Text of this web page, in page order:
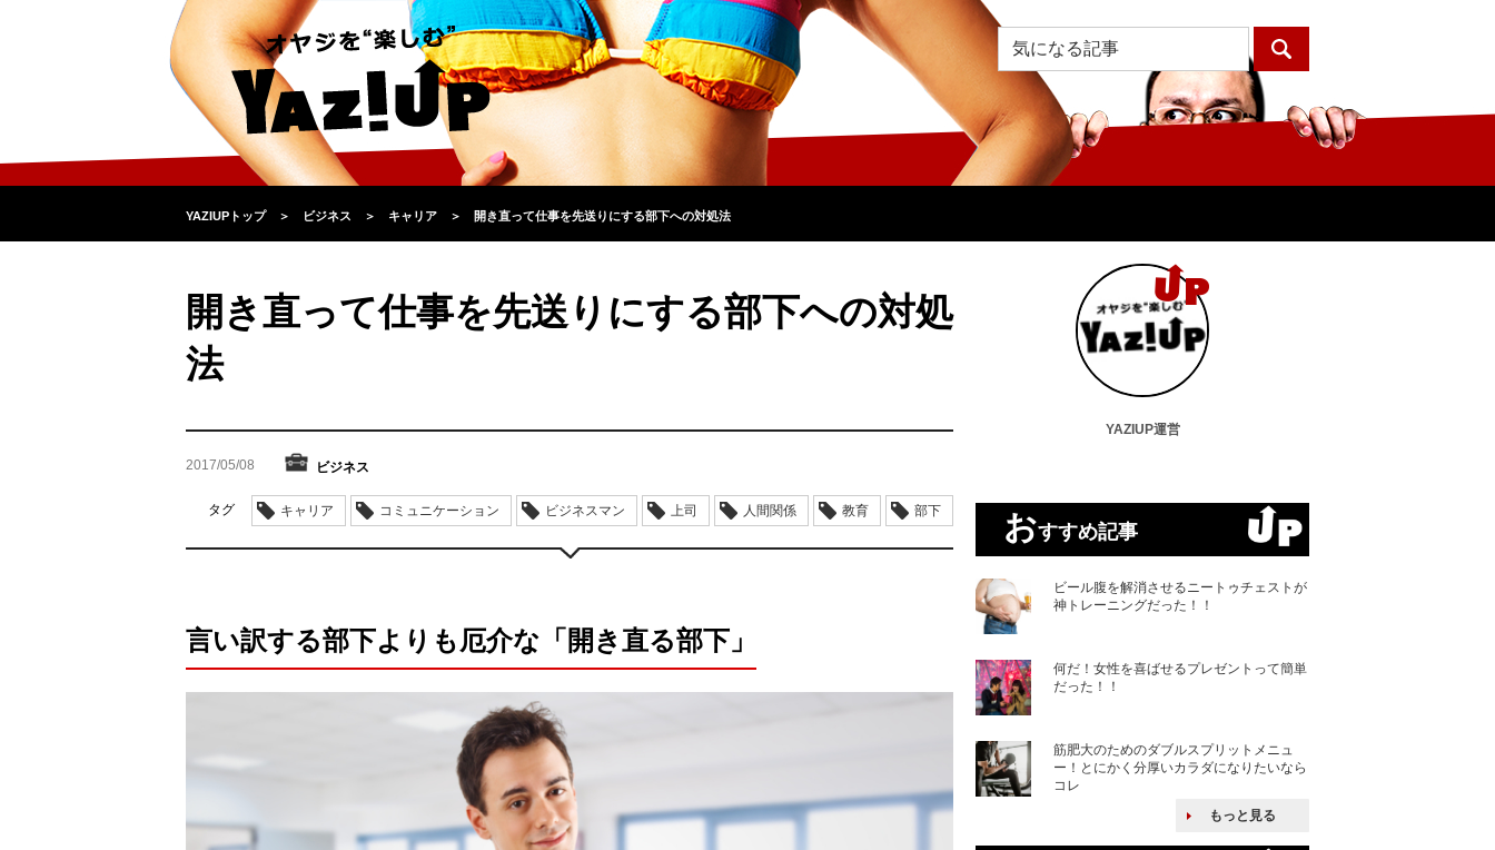
YAZIUPトップ ＞ ビジネス ＞ キャリア ＞ 開き直って仕事を先送りにする部下への対処法
開き直って仕事を先送りにする部下への対処
法
2017/05/08 ビジネス
タグ キャリア コミュニケーション ビジネスマン 上司 人間関係 教育 部下
言い訳する部下よりも厄介な「開き直る部下」
YAZIUP運営
おすすめ記事
ビール腹を解消させるニートゥチェストが
神トレーニングだった！！
何だ！女性を喜ばせるプレゼントって簡単
だった！！
筋肥大のためのダブルスプリットメニュ
ー！とにかく分厚いカラダになりたいなら
コレ
もっと見る